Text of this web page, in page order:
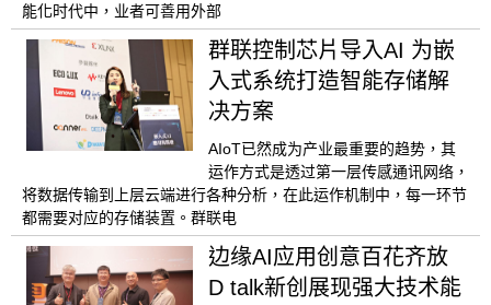
能化时代中，业者可善用外部
群联控制芯片导入AI 为嵌
入式系统打造智能存储解
决方案
AIoT已然成为产业最重要的趋势，其
运作方式是透过第一层传感通讯网络，
将数据传输到上层云端进行各种分析，在此运作机制中，每一环节
都需要对应的存储装置。群联电
边缘AI应用创意百花齐放
D talk新创展现强大技术能